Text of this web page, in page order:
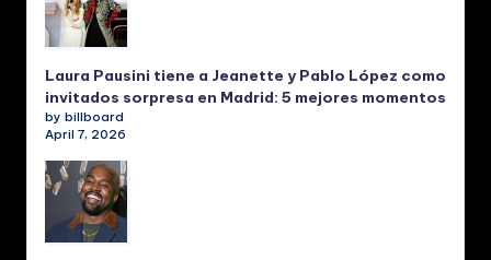
Laura Pausini tiene a Jeanette y Pablo López como
invitados sorpresa en Madrid: 5 mejores momentos
by billboard
April 7, 2026